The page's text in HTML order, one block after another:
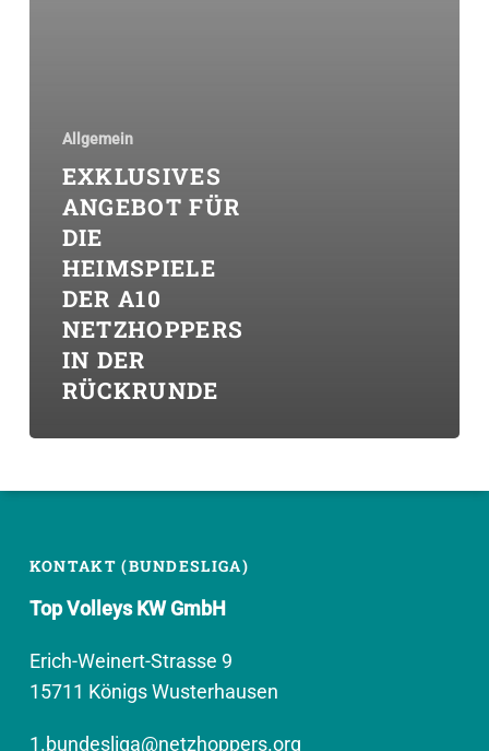
Allgemein
EXKLUSIVES
ANGEBOT FÜR
DIE
HEIMSPIELE
DER A10
NETZHOPPERS
IN DER
RÜCKRUNDE
KONTAKT (BUNDESLIGA)
Top Volleys KW GmbH
Erich-Weinert-Strasse 9
15711 Königs Wusterhausen
1.bundesliga@netzhoppers.org